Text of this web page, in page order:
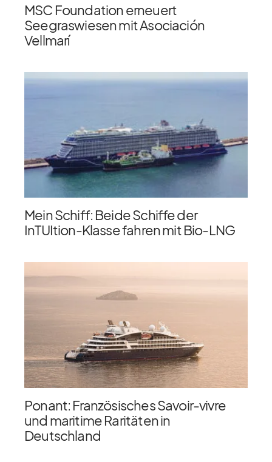
MSC Foundation erneuert
Seegraswiesen mit Asociación
Vellmarí
Mein Schiff: Beide Schiffe der
InTUItion-Klasse fahren mit Bio-LNG
Ponant: Französisches Savoir-vivre
und maritime Raritäten in
Deutschland